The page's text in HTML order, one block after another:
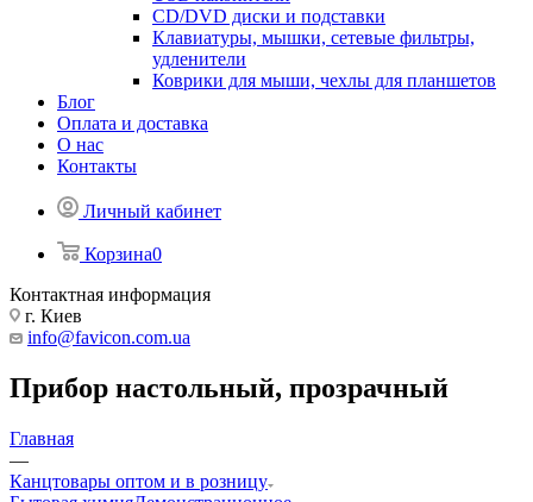
CD/DVD диски и подставки
Клавиатуры, мышки, сетевые фильтры,
удленители
Коврики для мыши, чехлы для планшетов
Блог
Оплата и доставка
О нас
Контакты
Личный кабинет
Корзина0
Контактная информация
г. Киев
info@favicon.com.ua
Прибор настольный, прозрачный
Главная
—
Канцтовары оптом и в розницу